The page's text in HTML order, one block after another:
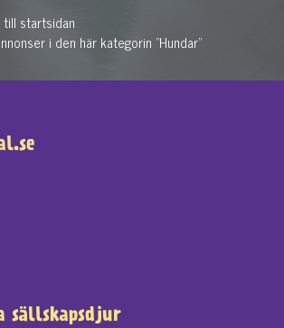
startsidan
i den här kategorin "Hundar"
sällskapsdjur